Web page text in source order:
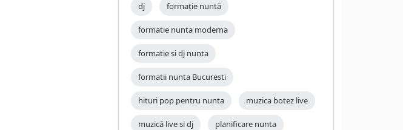
dj formație nuntă
formatie nunta moderna
formatie si dj nunta
formatii nunta Bucuresti
hituri pop pentru nunta muzica botez live
muzică live si dj planificare nunta